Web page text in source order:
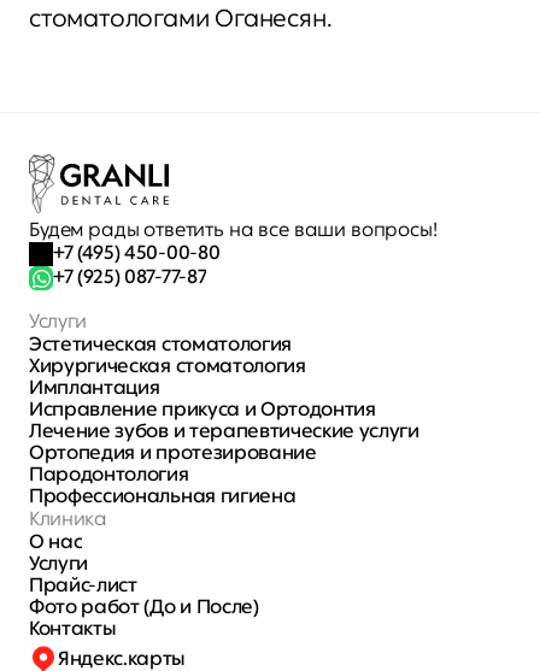
стоматологами Оганесян.
Будем рады ответить на все ваши вопросы!
+7 (495) 450-00-80
+7 (925) 087-77-87
Услуги
Эстетическая стоматология
Хирургическая стоматология
Имплантация
Исправление прикуса и Ортодонтия
Лечение зубов и терапевтические услуги
Ортопедия и протезирование
Пародонтология
Профессиональная гигиена
Клиника
О нас
Услуги
Прайс-лист
Фото работ (До и После)
Контакты
Яндекс.карты